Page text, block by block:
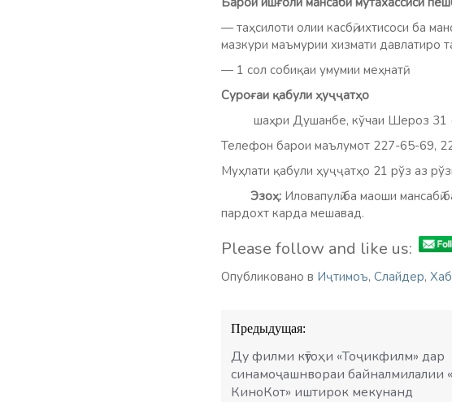
— таҳсилоти олии касбӣ, ихтисоси ба
мазкури маъмурии хизмати давлатиро
— 1 сол собиқаи умумии меҳнатӣ;
Суроғаи қабули ҳуҷҷатҳо
шаҳри Душанбе, кўчаи Шероз 31
Телефон барои маълумот 227-65-69,
Муҳлати қабули ҳуҷҷатҳо 21 рўз аз
Эзоҳ: Иловапулӣ ба маоши
пардохт карда мешавад.
Please follow and like us:
Опубликовано в Иҷтимоъ, Слайдер,
Навигация
по
записям
Предыдущая:
Ду филми кӯтоҳи «Тоҷикфилм» дар
синамоҷашнвораи байналмилалии
КиноКот» иштирок мекунанд